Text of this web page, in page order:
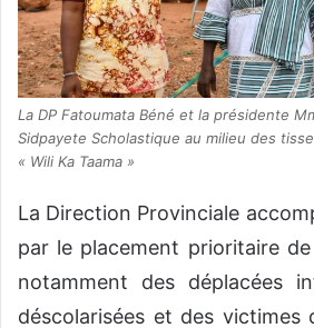
La DP Fatoumata Béné et la présidente
Sidpayete Scholastique au milieu des
« Wili Ka Taama »
La Direction Provinciale
par le placement prioritaire
notamment des déplacées
déscolarisées et des victimes